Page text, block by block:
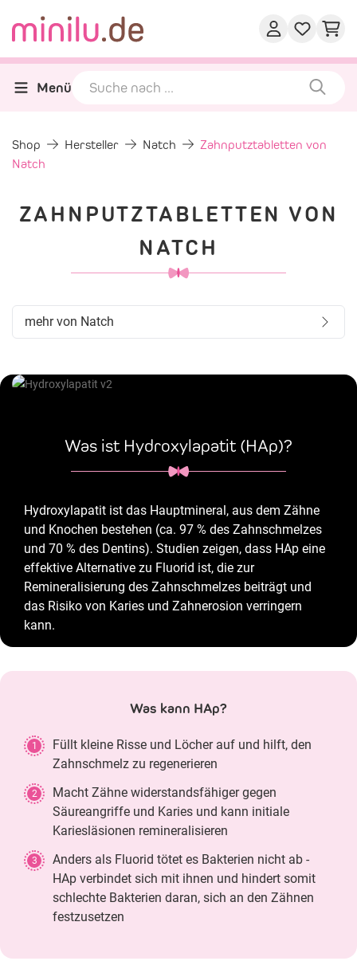
Menü
Shop Hersteller Natch
Zahnputztabletten von
Natch
ZAHNPUTZTABLETTEN VON
NATCH
mehr von Natch
Was ist Hydroxylapatit (HAp)?
Hydroxylapatit ist das Hauptmineral, aus dem Zähne
und Knochen bestehen (ca. 97 % des Zahnschmelzes
und 70 % des Dentins). Studien zeigen, dass HAp eine
effektive Alternative zu Fluorid ist, die zur
Remineralisierung des Zahnschmelzes beiträgt und
das Risiko von Karies und Zahnerosion verringern
kann.
Was kann HAp?
1
Füllt kleine Risse und Löcher auf und hilft, den
Zahnschmelz zu regenerieren
2
Macht Zähne widerstandsfähiger gegen
Säureangriffe und Karies und kann initiale
Kariesläsionen remineralisieren
3
Anders als Fluorid tötet es Bakterien nicht ab -
HAp verbindet sich mit ihnen und hindert somit
schlechte Bakterien daran, sich an den Zähnen
festzusetzen